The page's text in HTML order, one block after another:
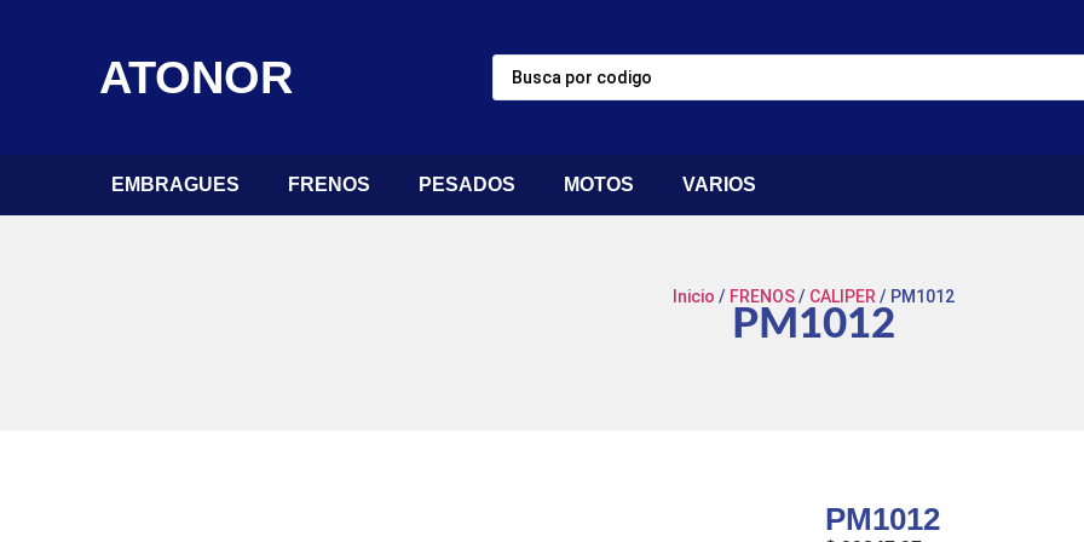
ATONOR
EMBRAGUES FRENOS PESADOS MOTOS VARIOS
Inicio / FRENOS/ CALIPER / PM1012
PM1012
PM1012